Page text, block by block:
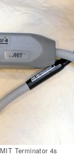
MIT Terminator 4s